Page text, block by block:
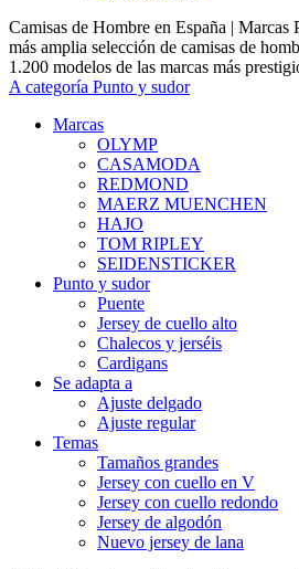
Camisas de Hombre en España | Marcas
más amplia selección de camisas de
1.200 modelos de las marcas más
A categoría Punto y sudor
Marcas
OLYMP
CASAMODA
REDMOND
MAERZ MUENCHEN
HAJO
TOM RIPLEY
SEIDENSTICKER
Punto y sudor
Puente
Jersey de cuello alto
Chalecos y jerséis
Cardigans
Se adapta a
Ajuste delgado
Ajuste regular
Temas
Tamaños grandes
Jersey con cuello en V
Jersey con cuello redondo
Jersey de algodón
Nuevo jersey de lana